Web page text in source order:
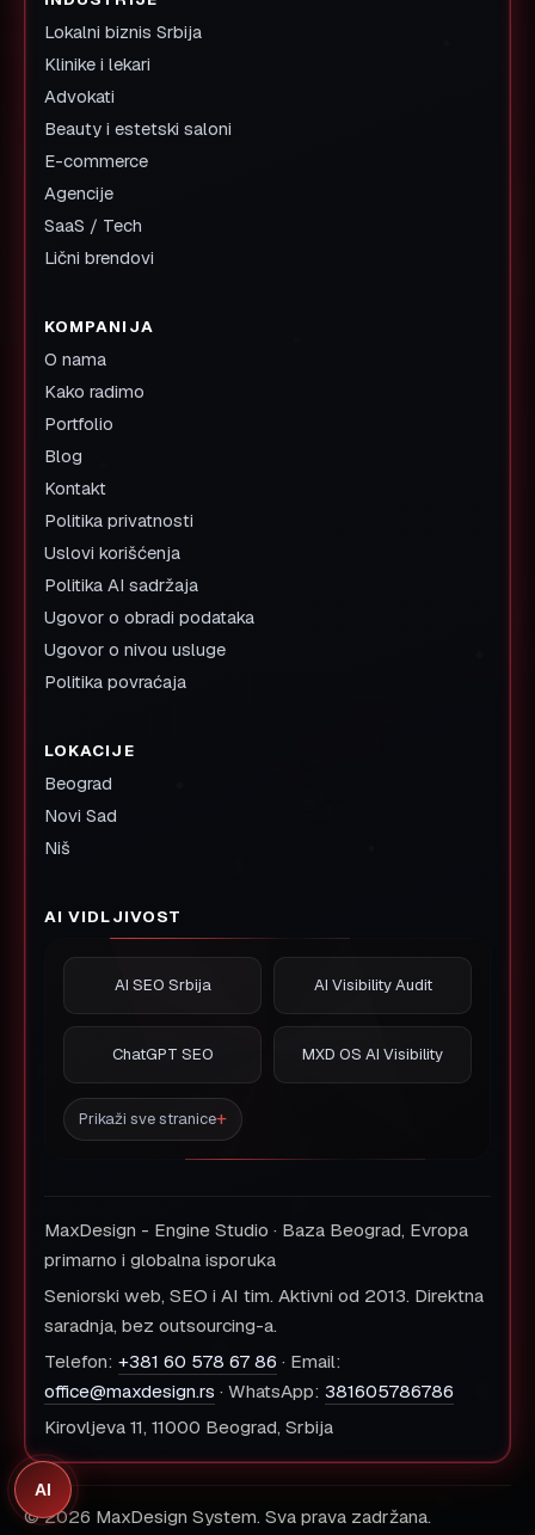
Lokalni biznis Srbija
Klinike i lekari
Advokati
Beauty i estetski saloni
E-commerce
Agencije
SaaS / Tech
Lični brendovi
KOMPANIJA
O nama
Kako radimo
Portfolio
Blog
Kontakt
Politika privatnosti
Uslovi korišćenja
Politika AI sadržaja
Ugovor o obradi podataka
Ugovor o nivou usluge
Politika povraćaja
LOKACIJE
Beograd
Novi Sad
Niš
AI VIDLJIVOST
AI SEO Srbija AI Visibility Audit
ChatGPT SEO MXD OS AI Visibility
Prikaži sve stranice
MaxDesign - Engine Studio · Baza Beograd, Evropa
primarno i globalna isporuka
Seniorski web, SEO i AI tim. Aktivni od 2013. Direktna
saradnja, bez outsourcing-a.
Telefon: +381 60 578 67 86 · Email:
office@maxdesign.rs · WhatsApp: 381605786786
Kirovljeva 11, 11000 Beograd, Srbija
© 2026 MaxDesign System. Sva prava zadržana.
AI